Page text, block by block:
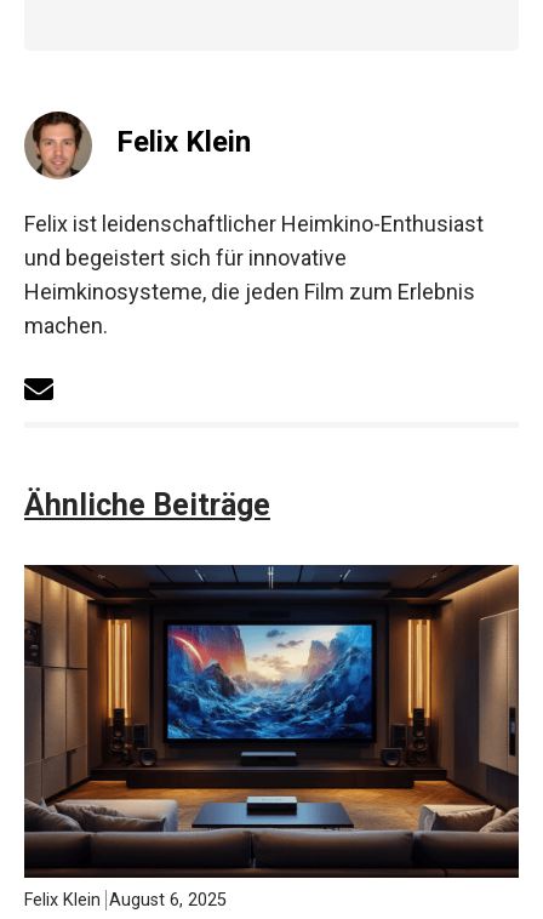
Felix Klein
Felix ist leidenschaftlicher Heimkino-Enthusiast
und begeistert sich für innovative
Heimkinosysteme, die jeden Film zum Erlebnis
machen.
Ähnliche Beiträge
Felix Klein August 6, 2025